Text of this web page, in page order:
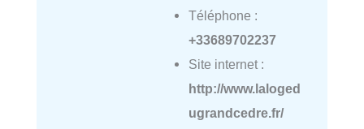
Téléphone :
+33689702237
Site internet :
http://www.laloged
ugrandcedre.fr/